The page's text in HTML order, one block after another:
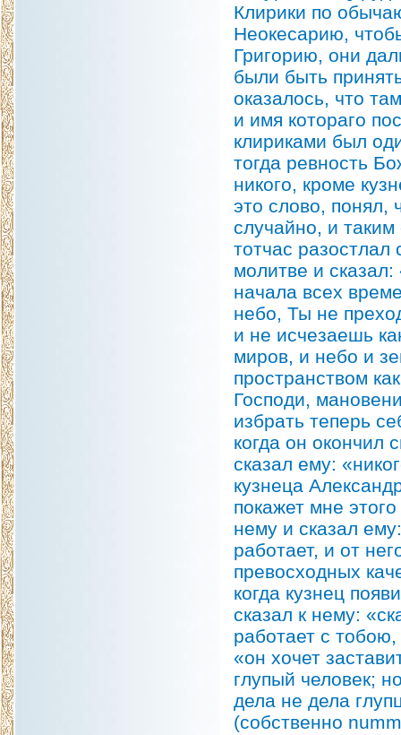
Клирики по
Неокесарию,
Григорию, они
были быть
оказалось, что
и имя котораго
клириками был
тогда ревность
никого, кроме
это слово, понял,
случайно, и
тотчас
молитве и
начала всех
небо, Ты не
и не исчезаешь
миров, и небо и
пространством
Господи,
избрать теперь
когда он окончил
сказал ему:
кузнеца
покажет мне
нему и сказал
работает, и от
превосходных
когда кузнец
сказал к нему:
работает с тобою,
«он хочет
глупый человек;
дела не дела
(собственно